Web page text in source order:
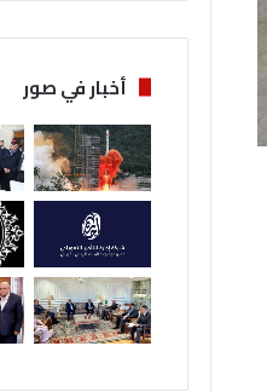
أخبار في صور